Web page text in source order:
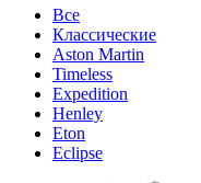
Все
Классические
Aston Martin
Timeless
Expedition
Henley
Eton
Eclipse